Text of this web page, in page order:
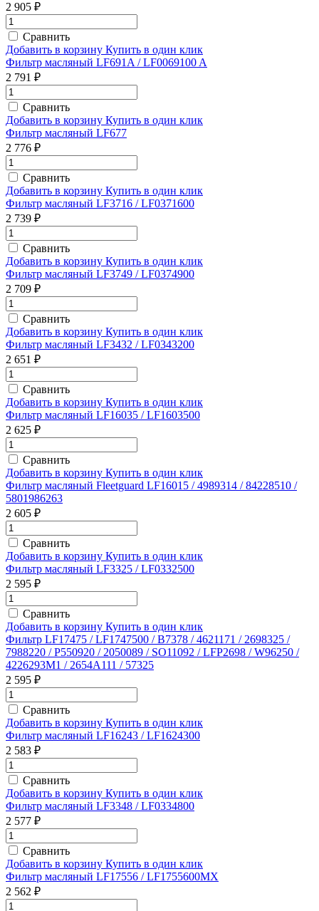
2 905 ₽
Сравнить
Добавить в корзину Купить в один клик
Фильтр масляный LF691A / LF0069100 A
2 791 ₽
Сравнить
Добавить в корзину Купить в один клик
Фильтр масляный LF677
2 776 ₽
Сравнить
Добавить в корзину Купить в один клик
Фильтр масляный LF3716 / LF0371600
2 739 ₽
Сравнить
Добавить в корзину Купить в один клик
Фильтр масляный LF3749 / LF0374900
2 709 ₽
Сравнить
Добавить в корзину Купить в один клик
Фильтр масляный LF3432 / LF0343200
2 651 ₽
Сравнить
Добавить в корзину Купить в один клик
Фильтр масляный LF16035 / LF1603500
2 625 ₽
Сравнить
Добавить в корзину Купить в один клик
Фильтр масляный Fleetguard LF16015 / 4989314 / 84228510 /
5801986263
2 605 ₽
Сравнить
Добавить в корзину Купить в один клик
Фильтр масляный LF3325 / LF0332500
2 595 ₽
Сравнить
Добавить в корзину Купить в один клик
Фильтр LF17475 / LF1747500 / B7378 / 4621171 / 2698325 /
7988220 / P550920 / 2050089 / SO11092 / LFP2698 / W96250 /
4226293M1 / 2654A111 / 57325
2 595 ₽
Сравнить
Добавить в корзину Купить в один клик
Фильтр масляный LF16243 / LF1624300
2 583 ₽
Сравнить
Добавить в корзину Купить в один клик
Фильтр масляный LF3348 / LF0334800
2 577 ₽
Сравнить
Добавить в корзину Купить в один клик
Фильтр масляный LF17556 / LF1755600MX
2 562 ₽